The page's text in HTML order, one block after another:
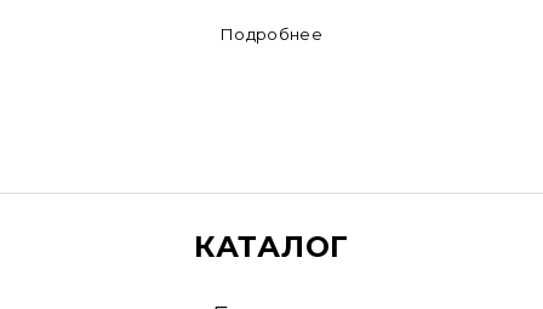
Подробнее
КАТАЛОГ